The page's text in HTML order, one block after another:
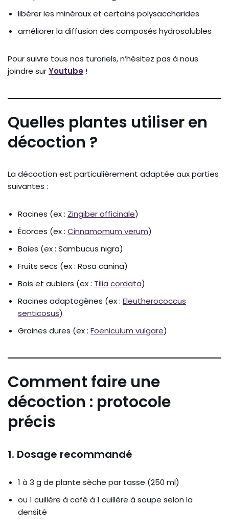
libérer les minéraux et certains polysaccharides
améliorer la diffusion des composés hydrosolubles
Pour suivre tous nos turoriels, n’hésitez pas à nous
joindre surYoutube !
Quelles plantes utiliser en
décoction ?
La décoction est particulièrement adaptée aux parties
suivantes :
Racines (ex : Zingiber officinale)
Écorces (ex : Cinnamomum verum)
Baies (ex : Sambucus nigra)
Fruits secs (ex : Rosa canina)
Bois et aubiers (ex : Tilia cordata)
Racines adaptogènes (ex : Eleutherococcus
senticosus)
Graines dures (ex : Foeniculum vulgare)
Comment faire une
décoction : protocole
précis
1. Dosage recommandé
1 à 3 g de plante sèche par tasse (250 ml)
ou 1 cuillère à café à 1 cuillère à soupe selon la
densité